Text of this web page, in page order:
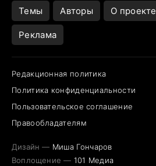
Темы Авторы О проекте
Реклама
Редакционная политика
Политика конфиденциальности
Пользовательское соглашение
Правообладателям
Дизайн — Миша Гончаров
Воплощение — 101 Медиа